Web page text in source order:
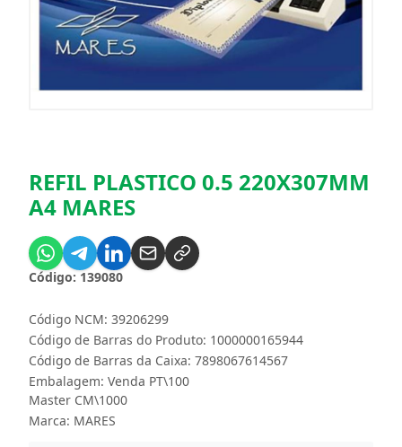
REFIL PLASTICO 0.5 220X307MM
A4 MARES
Código: 139080
Código NCM: 39206299
Código de Barras do Produto: 1000000165944
Código de Barras da Caixa: 7898067614567
Embalagem: Venda PT\100
Master CM\1000
Marca: MARES